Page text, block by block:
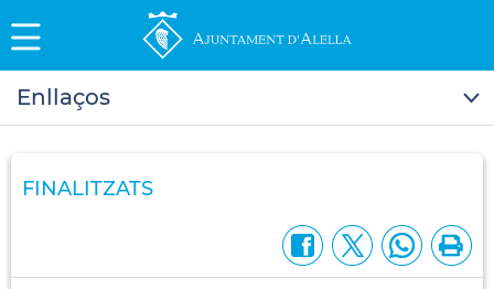
Enllaços
FINALITZATS